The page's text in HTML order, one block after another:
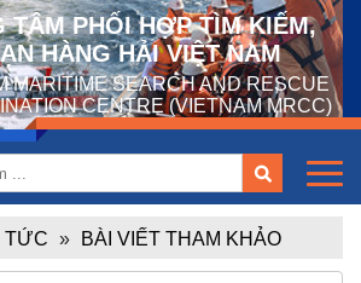
TÂM PHỐI HỢP TÌM KIẾM,
HÀNG HẢI VIỆT NAM
MARITIME SEARCH AND RESCUE
CENTRE (VIETNAM MRCC)
TỨC » BÀI VIẾT THAM KHẢO